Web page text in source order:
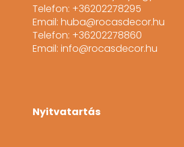
Telefon: +36202278295
Email: huba@rocasdecor.hu
Telefon: +36202278860
Email: info@rocasdecor.hu
Nyitvatartás